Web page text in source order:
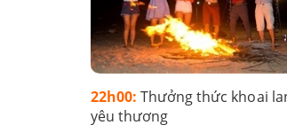
22h00: Thưởng thức khoai
yêu thương